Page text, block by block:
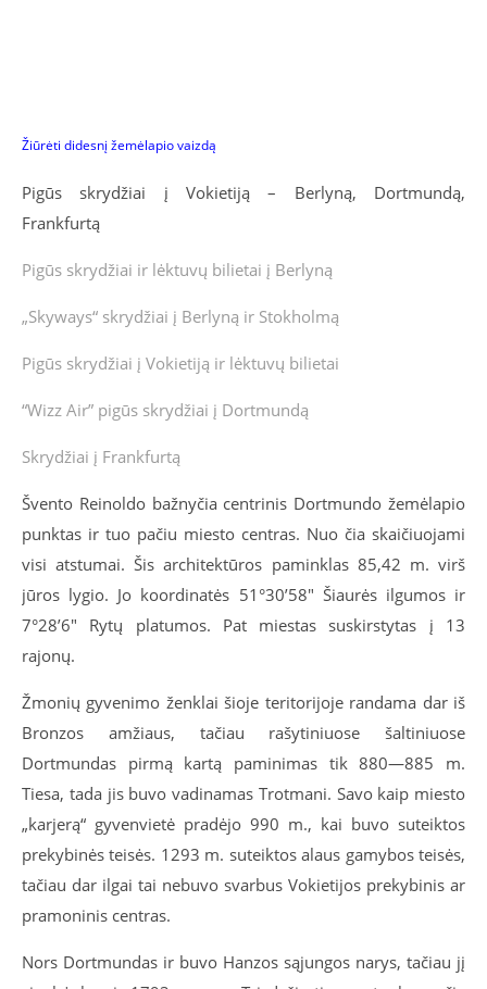
Žiūrėti didesnį žemėlapio vaizdą
Pigūs skrydžiai į Vokietiją – Berlyną, Dortmundą,
Frankfurtą
Pigūs skrydžiai ir lėktuvų bilietai į Berlyną
„Skyways“ skrydžiai į Berlyną ir Stokholmą
Pigūs skrydžiai į Vokietiją ir lėktuvų bilietai
“Wizz Air” pigūs skrydžiai į Dortmundą
Skrydžiai į Frankfurtą
Švento Reinoldo bažnyčia centrinis Dortmundo žemėlapio
punktas ir tuo pačiu miesto centras. Nuo čia skaičiuojami
visi atstumai. Šis architektūros paminklas 85,42 m. virš
jūros lygio. Jo koordinatės 51°30’58″ Šiaurės ilgumos ir
7°28’6″ Rytų platumos. Pat miestas suskirstytas į 13
rajonų.
Žmonių gyvenimo ženklai šioje teritorijoje randama dar iš
Bronzos amžiaus, tačiau rašytiniuose šaltiniuose
Dortmundas pirmą kartą paminimas tik 880—885 m.
Tiesa, tada jis buvo vadinamas Trotmani. Savo kaip miesto
„karjerą“ gyvenvietė pradėjo 990 m., kai buvo suteiktos
prekybinės teisės. 1293 m. suteiktos alaus gamybos teisės,
tačiau dar ilgai tai nebuvo svarbus Vokietijos prekybinis ar
pramoninis centras.
Nors Dortmundas ir buvo Hanzos sąjungos narys, tačiau jį